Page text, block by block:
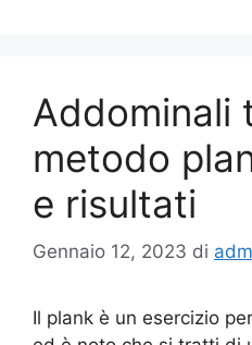
Addominali
metodo
e risultati
Gennaio 12, 2023 di
Il plank è un esercizio